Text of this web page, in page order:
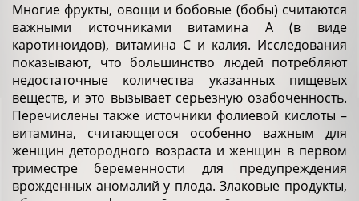
Многие фрукты, овощи и бобовые (бобы) считаются
важными источниками витамина А (в виде
каротиноидов), витамина C и калия. Исследования
показывают, что большинство людей потребляют
недостаточные количества указанных пищевых
веществ, и это вызывает серьезную озабоченность.
Перечислены также источники фолиевой кислоты –
витамина, считающегося особенно важным для
женщин детородного возраста и женщин в первом
триместре беременности для предупреждения
врожденных аномалий у плода. Злаковые продукты,